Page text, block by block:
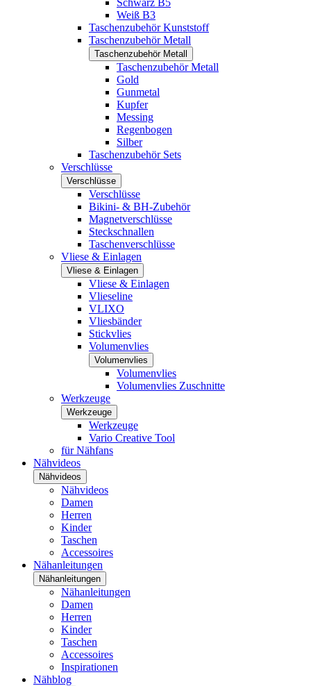
Schwarz B5
Weiß B3
Taschenzubehör Kunststoff
Taschenzubehör Metall
Taschenzubehör Metall
Taschenzubehör Metall
Gold
Gunmetal
Kupfer
Messing
Regenbogen
Silber
Taschenzubehör Sets
Verschlüsse
Verschlüsse
Verschlüsse
Bikini- & BH-Zubehör
Magnetverschlüsse
Steckschnallen
Taschenverschlüsse
Vliese & Einlagen
Vliese & Einlagen
Vliese & Einlagen
Vlieseline
VLIXO
Vliesbänder
Stickvlies
Volumenvlies
Volumenvlies
Volumenvlies
Volumenvlies Zuschnitte
Werkzeuge
Werkzeuge
Werkzeuge
Vario Creative Tool
für Nähfans
Nähvideos
Nähvideos
Nähvideos
Damen
Herren
Kinder
Taschen
Accessoires
Nähanleitungen
Nähanleitungen
Nähanleitungen
Damen
Herren
Kinder
Taschen
Accessoires
Inspirationen
Nähblog